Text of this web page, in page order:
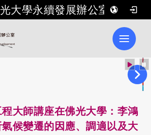
大學永續發展辦公室
Toggle
程大師講座在佛光大學：李鴻
候變遷的因應、調適以及大